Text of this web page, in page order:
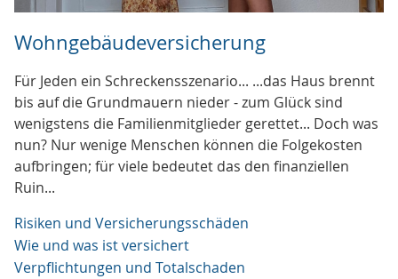
Wohngebäudeversicherung
Für Jeden ein Schreckensszenario... ...das Haus brennt
bis auf die Grundmauern nieder - zum Glück sind
wenigstens die Familienmitglieder gerettet... Doch was
nun? Nur wenige Menschen können die Folgekosten
aufbringen; für viele bedeutet das den finanziellen
Ruin...
Risiken und Versicherungsschäden
Wie und was ist versichert
Verpflichtungen und Totalschaden